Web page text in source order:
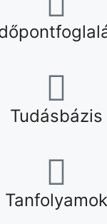
Tudásbázis
Tanfolyamok